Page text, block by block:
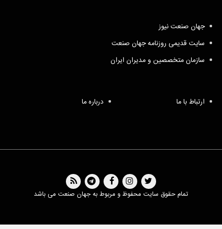
جهان صنعت نیوز
سایت قدیمی روزنامه جهان صنعت
سازمان متخصصین و مدیران ایران
ارتباط با ما درباره ما
تمام حقوق سایت محفوظ و مربوط به جهان صنعت می باشد